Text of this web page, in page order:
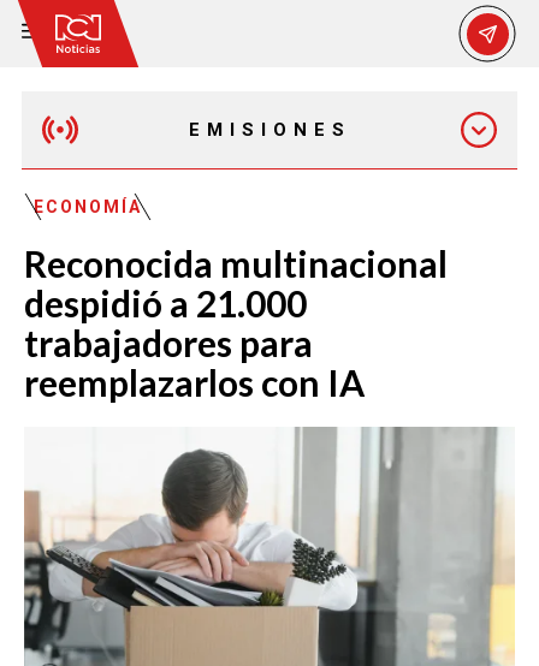
EMISIONES
EMISIÓN 12:30 PM
EMISIÓN 7:00 PM
ECONOMÍA
Reconocida multinacional
despidió a 21.000
trabajadores para
reemplazarlos con IA